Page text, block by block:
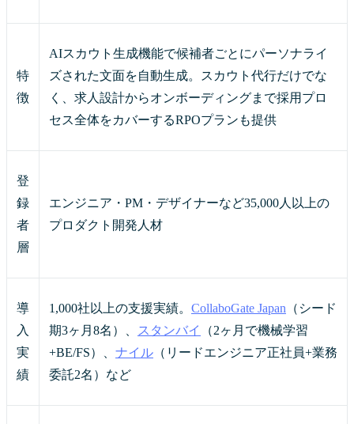
特
徴
AIスカウト生成機能で候補者ごとにパーソナライ
ズされた文面を自動生成。スカウト代行だけでな
く、求人設計からオンボーディングまで採用プロ
セス全体をカバーするRPOプランも提供
登
録
者
層
エンジニア・PM・デザイナーなど35,000人以上の
プロダクト開発人材
導
入
実
績
1,000社以上の支援実績。 CollaboGate Japan （シード
期3ヶ月8名）、
スタンバイ
（2ヶ月で機械学習
+BE/FS）、 ナイル （リードエンジニア正社員+業務
委託2名）など